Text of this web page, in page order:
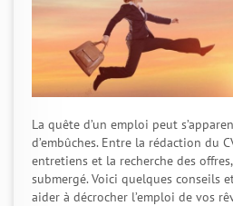
La quête d’un emploi peut
d’embûches. Entre la rédaction du
entretiens et la recherche des
submergé. Voici quelques conseils
aider à décrocher l’emploi de vos